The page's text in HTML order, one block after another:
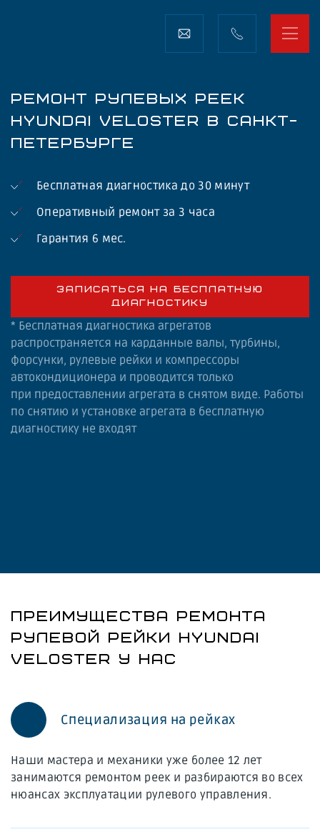
РЕМОНТ РУЛЕВЫХ РЕЕК
HYUNDAI VELOSTER В САНКТ-
ПЕТЕРБУРГЕ
Бесплатная диагностика до 30 минут
Оперативный ремонт за 3 часа
Гарантия 6 мес.
ЗАПИСАТЬСЯ НА БЕСПЛАТНУЮ
ДИАГНОСТИКУ
* Бесплатная диагностика агрегатов
распространяется на карданные валы, турбины,
форсунки, рулевые рейки и компрессоры
автокондиционера и проводится только
при предоставлении агрегата в снятом виде. Работы
по снятию и установке агрегата в бесплатную
диагностику не входят
ПРЕИМУЩЕСТВА РЕМОНТА
РУЛЕВОЙ РЕЙКИ HYUNDAI
VELOSTER У НАС
Специализация на рейках
Наши мастера и механики уже более 12 лет
занимаются ремонтом реек и разбираются во всех
нюансах эксплуатации рулевого управления.